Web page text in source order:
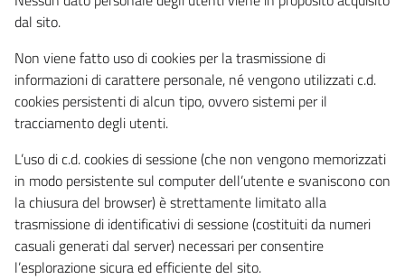
dal sito.
Non viene fatto uso di cookies per la trasmissione di
informazioni di carattere personale, né vengono utilizzati c.d.
cookies persistenti di alcun tipo, ovvero sistemi per il
tracciamento degli utenti.
L’uso di c.d. cookies di sessione (che non vengono memorizzati
in modo persistente sul computer dell’utente e svaniscono con
la chiusura del browser) è strettamente limitato alla
trasmissione di identificativi di sessione (costituiti da numeri
casuali generati dal server) necessari per consentire
l’esplorazione sicura ed efficiente del sito.